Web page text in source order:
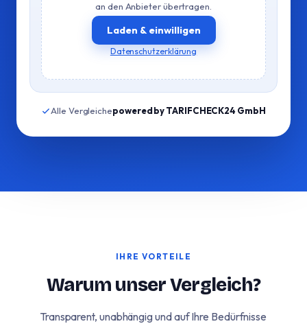
an den Anbieter übertragen.
Laden & einwilligen
Datenschutzerklärung
Alle Vergleichepowered by TARIFCHECK24 GmbH
IHRE VORTEILE
Warum unser Vergleich?
Transparent, unabhängig und auf Ihre Bedürfnisse